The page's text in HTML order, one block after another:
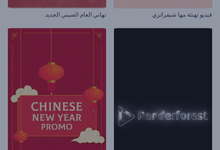
فيديو تهنئة مها شيفراتري تهاني العام الصيني الجديد